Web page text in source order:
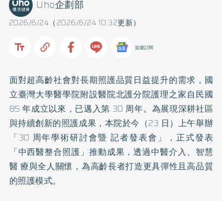
2026/6/24（2026/6/24 10:32更新）
Uho企劃部
追蹤訂閱
面對超高齡社會對長期照護品質日益提升的需求，國
立臺灣大學醫學院附設醫院北護分院護理之家自民國
85 年成立以來，已邁入第 30 周年。為展現深耕社區
與持續創新的照護成果，本院於今（23 日）上午舉辦
「30 周年學術研討會暨 記者發表會」，正式發表
「中西醫整合照護」推動成果，透過中醫介入、智慧
醫 療與全人關懷，為高齡長者打造更具彈性且高品質
的照護模式。